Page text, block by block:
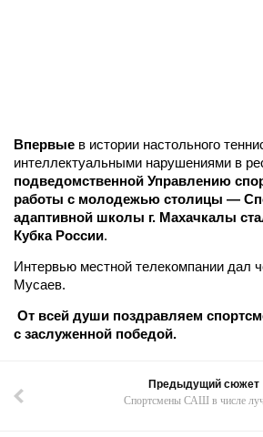
Впервые в истории настольного
интеллектуальными нарушениями в
подведомственной Управлению
работы с молодежью столицы —
адаптивной школы г. Махачкалы
Кубка России.
Интервью местной телекомпании
Мусаев.
От всей души поздравляем
с заслуженной победой.
Предыдущий сюжет
Спортсмены САШ в числе